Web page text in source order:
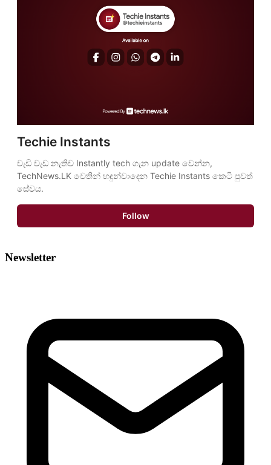
Techie Instants
වැඩි වැඩ නැතිව Instantly tech ගැන update වෙන්න,
TechNews.LK වෙතින් හඳුන්වාදෙන Techie Instants කෙටි පුවත්
සේවය.
Follow
Newsletter